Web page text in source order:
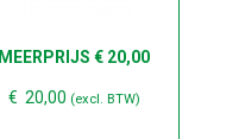
MEERPRIJS € 20,00
€ 20,00 (excl. BTW)